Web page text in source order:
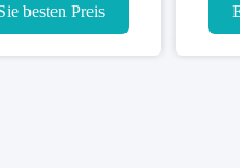
WDZA-YJY
besten Preis